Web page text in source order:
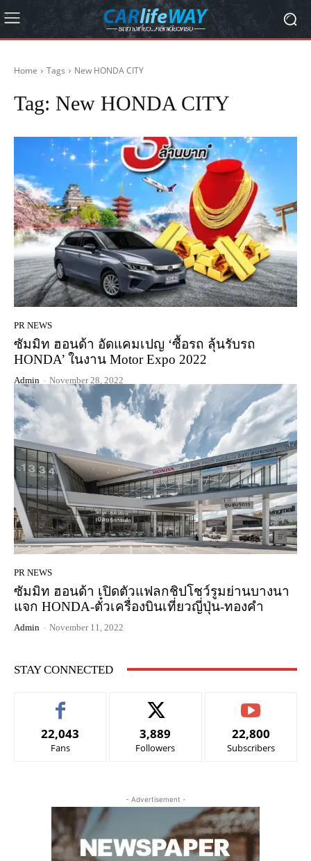
Home Tags New HONDA CITY
Tag: New HONDA CITY
PR NEWS
ซัมมิท ฮอนด้า อัดแคมเปญ ‘ซื้อรถ ลุ้นรับรถ
HONDA’ ในงาน Motor Expo 2022
Admin - November 28, 2022
PR NEWS
ซัมมิท ฮอนด้า เปิดตัวแฟลกชิปโชว์รูมย่านบางนา
แจก HONDA-ตั๋วเครื่องบินเที่ยวญี่ปุ่น-ทองคำ
Admin - November 11, 2022
STAY CONNECTED
22,043
Fans
3,889
Followers
22,800
Subscribers
- Advertisement -